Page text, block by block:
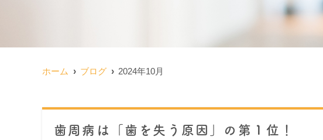
ホーム ブログ 2024年10月
歯周病は「歯を失う原因」の第１位！